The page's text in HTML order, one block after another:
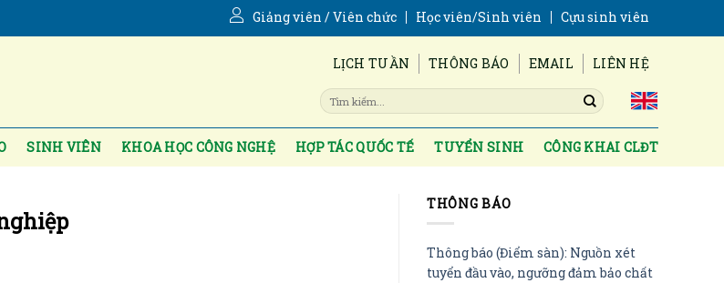
Giảng viên / Viên chức Học viên/Sinh viên Cựu sinh viên
LỊCH TUẦN THÔNG BÁO EMAIL LIÊN HỆ
SINH VIÊN KHOA HỌC CÔNG NGHỆ HỢP TÁC QUỐC TẾ TUYỂN SINH CÔNG KHAI CLĐT
THÔNG BÁO
Thông báo (Điểm sàn): Nguồn xét
tuyển đầu vào, ngưỡng đảm bảo chất